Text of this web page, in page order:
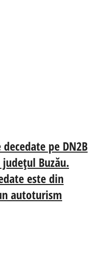
pe DN2B
județul Buzău.
este din
autoturism